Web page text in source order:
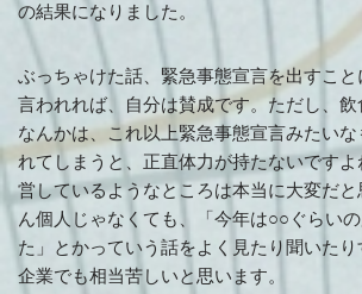
の結果になりました。
ぶっちゃけた話、緊急事態宣言を出すこと
言われれば、自分は賛成です。ただし、
なんかは、これ以上緊急事態宣言みたい
れてしまうと、正直体力が持たないです
営しているようなところは本当に大変だと
ん個人じゃなくても、「今年は○○ぐらい
た」とかっていう話をよく見たり聞いた
企業でも相当苦しいと思います。